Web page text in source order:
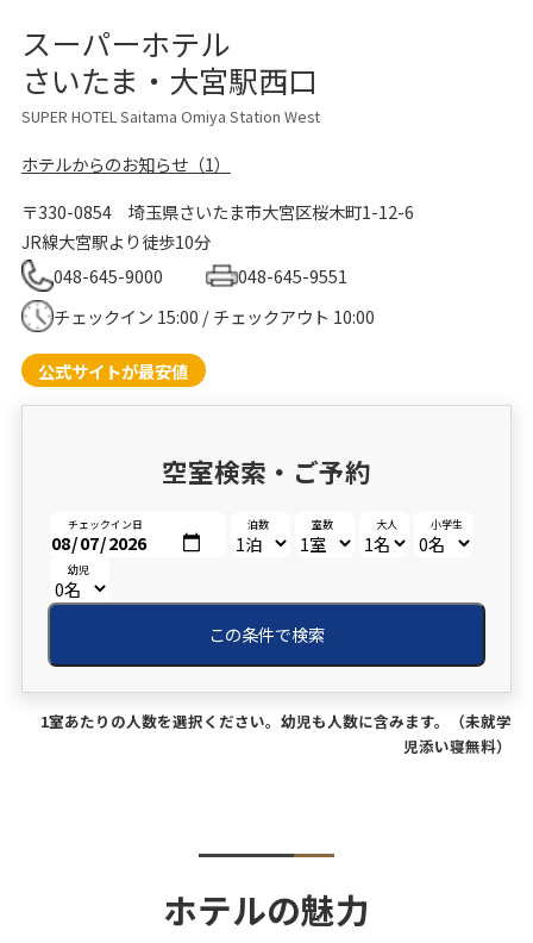
スーパーホテル
さいたま・大宮駅西口
SUPER HOTEL Saitama Omiya Station West
ホテルからのお知らせ（1）
〒330-0854
埼玉県さいたま市大宮区桜木町1-12-6
JR線大宮駅より徒歩10分
048-645-9000
048-645-9551
チェックイン 15:00 / チェックアウト 10:00
公式サイトが最安値
空室検索・ご予約
チェックイン日 泊数 室数 大人 小学生
幼児
この条件で検索
1室あたりの人数を選択ください。幼児も人数に含みます。（未就学
児添い寝無料）
ホテルの魅力